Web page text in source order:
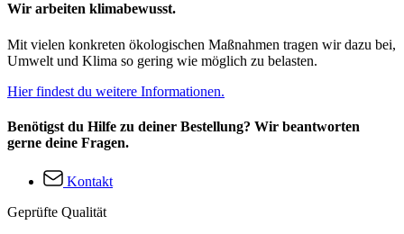
Wir arbeiten klimabewusst.
Mit vielen konkreten ökologischen Maßnahmen tragen wir dazu bei,
Umwelt und Klima so gering wie möglich zu belasten.
Hier findest du weitere Informationen.
Benötigst du Hilfe zu deiner Bestellung? Wir beantworten
gerne deine Fragen.
Kontakt
Geprüfte Qualität